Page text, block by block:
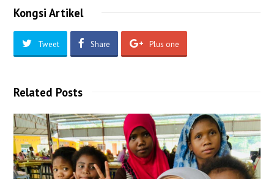
Kongsi Artikel
Tweet Share Plus one
Related Posts